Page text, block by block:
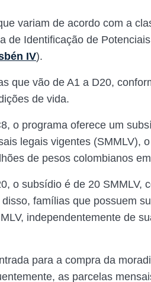
variam de acordo com a
de Identificação de Potenciais
IV).
que vão de A1 a D20,
de vida.
o programa oferece um
legais vigentes (SMMLV),
de pesos colombianos
o subsídio é de 20 SMMLV,
famílias que possuem
independentemente de
para a compra da
as parcelas